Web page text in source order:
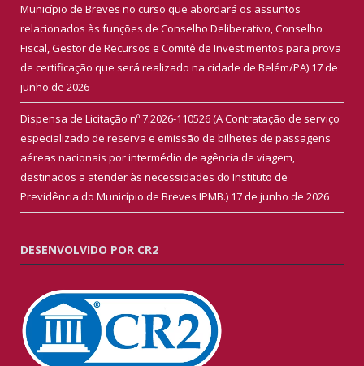
Município de Breves no curso que abordará os assuntos
relacionados às funções de Conselho Deliberativo, Conselho
Fiscal, Gestor de Recursos e Comitê de Investimentos para prova
de certificação que será realizado na cidade de Belém/PA) 17 de
junho de 2026
Dispensa de Licitação nº 7.2026-110526 (A Contratação de serviço
especializado de reserva e emissão de bilhetes de passagens
aéreas nacionais por intermédio de agência de viagem,
destinados a atender às necessidades do Instituto de
Previdência do Município de Breves IPMB.) 17 de junho de 2026
DESENVOLVIDO POR CR2